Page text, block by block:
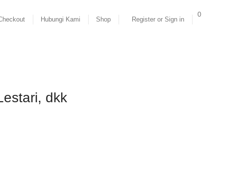
Hubungi Kami Shop Register or Sign in
0
dkk